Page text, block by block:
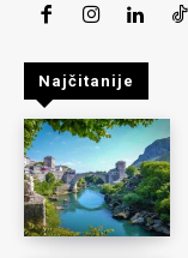
Najčitanije